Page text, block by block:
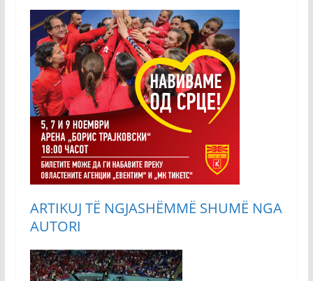
ARTIKUJ TË NGJASHËMMË SHUMË NGA
AUTORI